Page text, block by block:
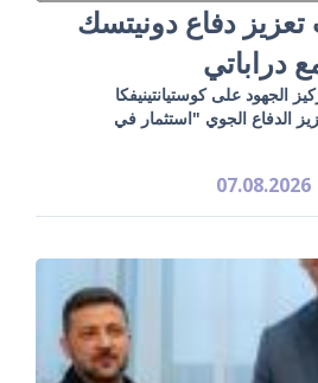
دفاع دونيتسك
دراباتي
الجهود على كوستيانتينيفكا
الدفاع الجوي "استثمار في
07.08.2026